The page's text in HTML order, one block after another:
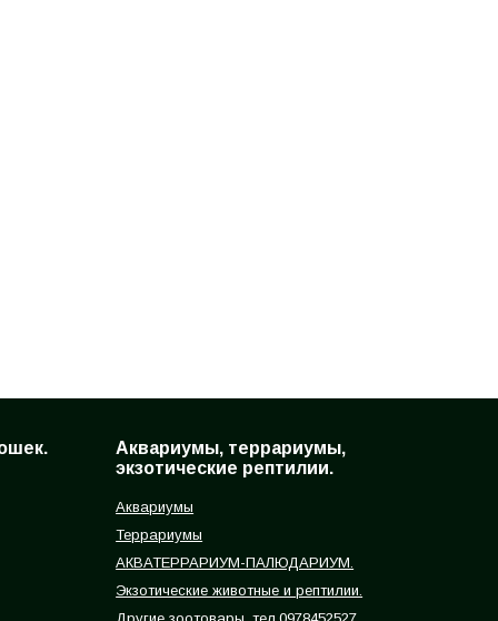
Аквариумы, террариумы,
экзотические рептилии.
Аквариумы
Террариумы
АКВАТЕРРАРИУМ-ПАЛЮДАРИУМ.
Экзотические животные и рептилии.